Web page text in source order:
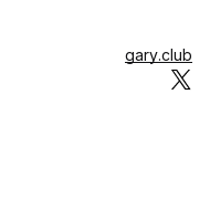
gary.club